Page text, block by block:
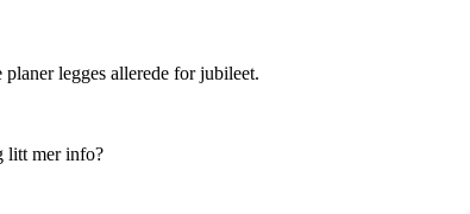
legges allerede for jubileet.
litt mer info?